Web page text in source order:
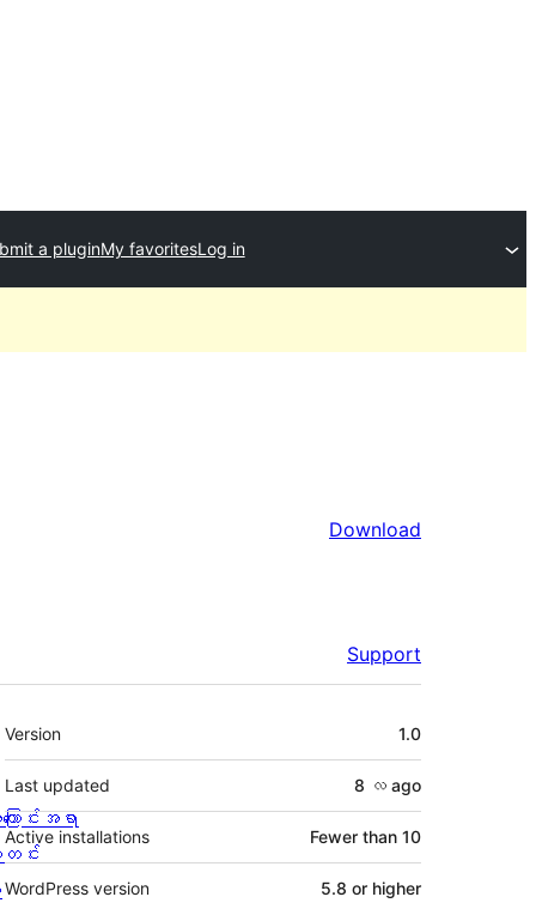
a pluginMy favoritesLog in
Download
Support
Meta
Version 1.0
Last updated 8 လ ago
Active installations Fewer than 10
WordPress version 5.8 or higher
ြောင်းအရာ
င်း